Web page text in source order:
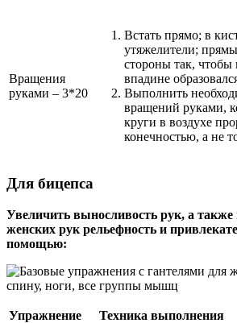
Вращения
руками – 3*20
Встать прямо; в
утяжелители;
стороны так,
впадине
Выполнить
вращений руками,
круги в воздухе
конечностью, а не
Для бицепса
Увеличить выносливость рук, а также
женских рук рельефность и
помощью:
Упражнение Техника выполнения